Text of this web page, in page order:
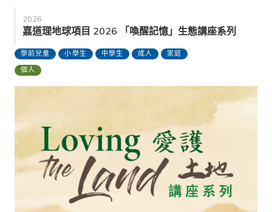
2026
嘉道理地球項目 2026 「喚醒記憶」生態講座系列
學前兒童 小學生 中學生 成人
家庭
個人